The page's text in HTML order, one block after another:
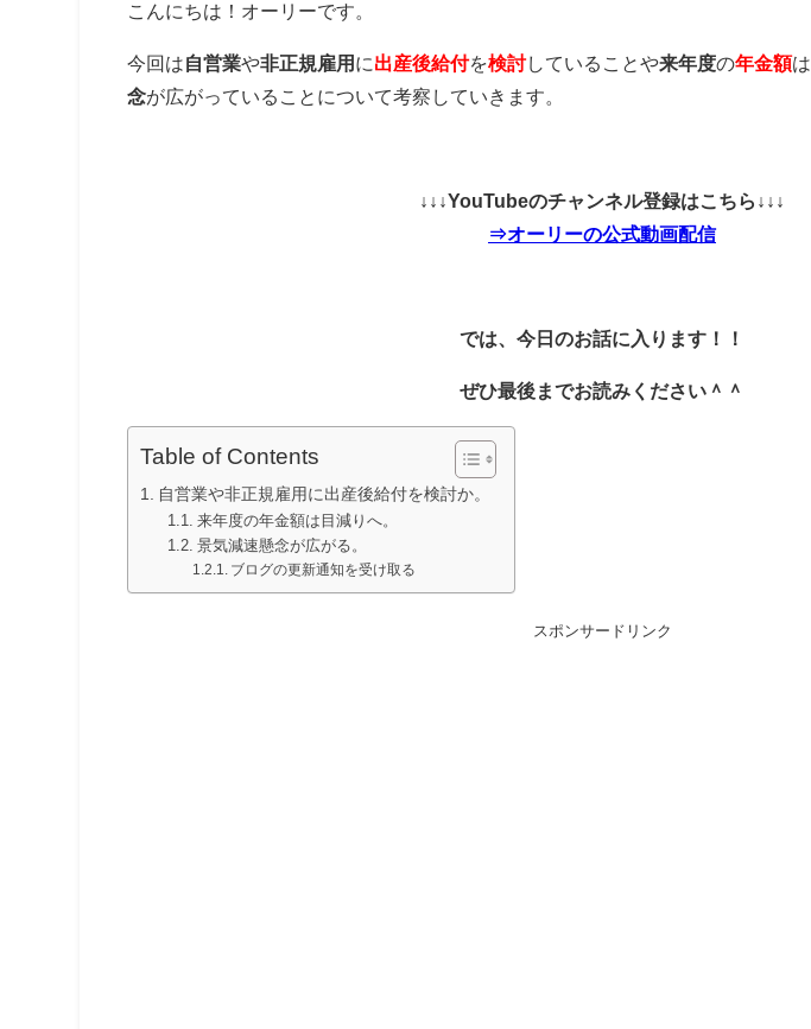
こんにちは！オーリーです。
今回は自営業や非正規雇用 に出産後給付を検討していることや来年度の年金額は
念が広がっていることについて考察していきます。
↓↓↓YouTubeのチャンネル登録はこちら↓↓↓
⇒オーリーの公式動画配信
では、今日のお話に入ります！！
ぜひ最後までお読みください＾＾
Table of Contents
自営業や非正規雇用に出産後給付を検討か。
来年度の年金額は目減りへ。
景気減速懸念が広がる。
ブログの更新通知を受け取る
スポンサードリンク